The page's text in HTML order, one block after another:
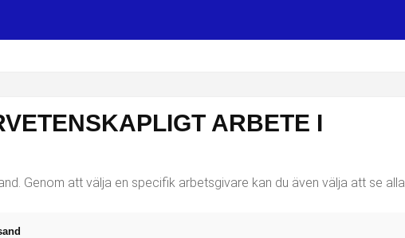
ARBETE I
Genom att välja en specifik arbetsgivare kan du även välja att se alla